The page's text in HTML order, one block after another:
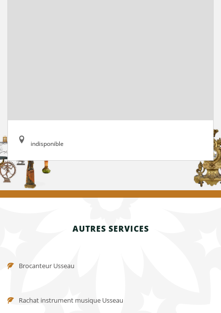
indisponible
AUTRES SERVICES
Brocanteur Usseau
Rachat instrument musique Usseau